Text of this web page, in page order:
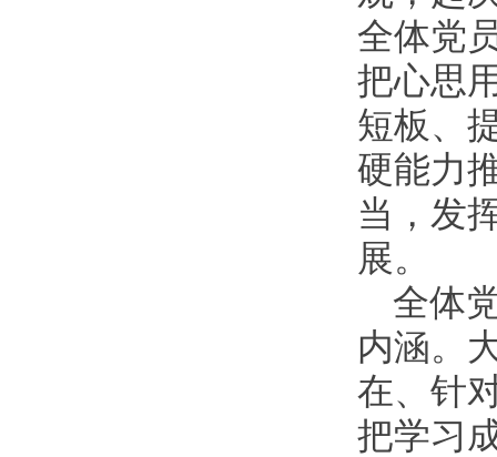
全体党
把心思
短板、
硬能力
当，发
展。
全体
内涵。
在、针
把学习